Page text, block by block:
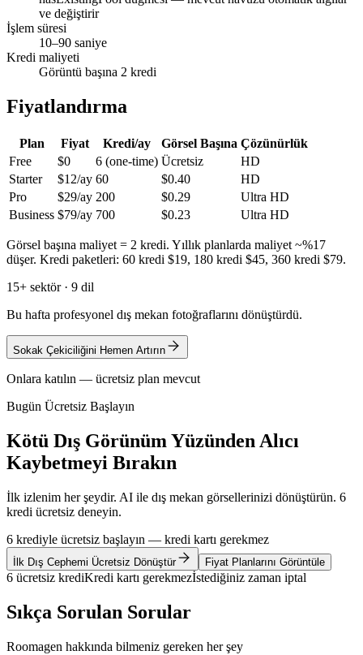
ve değiştirir
İşlem süresi
10–90 saniye
Kredi maliyeti
Görüntü başına 2 kredi
Fiyatlandırma
Plan Fiyat Kredi/ay Görsel Başına Çözünürlük
Free
$0 6 (one-time) Ücretsiz
HD
Starter
$12/ay 60 $0.40
HD
Pro
$29/ay 200 $0.29
Ultra HD
Business $79/ay 700 $0.23 Ultra HD
Görsel başına maliyet = 2 kredi. Yıllık planlarda maliyet ~%17
düşer. Kredi paketleri: 60 kredi $19, 180 kredi $45, 360 kredi $79.
15+ sektör · 9 dil
Bu hafta profesyonel dış mekan fotoğraflarını dönüştürdü.
Sokak Çekiciliğini Hemen Artırın
Onlara katılın — ücretsiz plan mevcut
Bugün Ücretsiz Başlayın
Kötü Dış Görünüm Yüzünden Alıcı
Kaybetmeyi Bırakın
İlk izlenim her şeydir. AI ile dış mekan görsellerinizi dönüştürün. 6
kredi ücretsiz deneyin.
6 krediyle ücretsiz başlayın — kredi kartı gerekmez
İlk Dış Cephemi Ücretsiz Dönüştür Fiyat Planlarını Görüntüle
6 ücretsiz krediKredi kartı gerekmezİstediğiniz zaman iptal
Sıkça Sorulan Sorular
Roomagen hakkında bilmeniz gereken her şey